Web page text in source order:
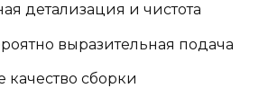
детализация и чистота
выразительная подача
качество сборки